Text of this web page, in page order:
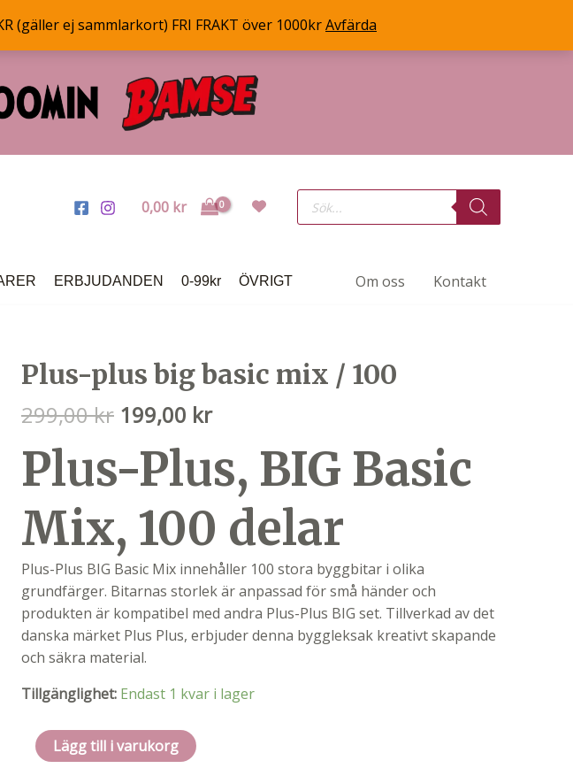
(gäller ej sammlarkort) FRI FRAKT över 1000krAvfärda
0,00 kr
Products
search
ERBJUDANDEN 0-99kr ÖVRIGT Om oss Kontakt
Plus-plus big basic mix / 100
299,00kr Det
ursprungliga
priset
var:
299,00 kr.
199,00 krDet
priset
är:
199,00 kr.
Plus-Plus, BIG Basic
Mix, 100 delar
Plus-Plus BIG Basic Mix innehåller 100 stora byggbitar i olika
grundfärger. Bitarnas storlek är anpassad för små händer och
produkten är kompatibel med andra Plus-Plus BIG set. Tillverkad av det
danska märket Plus Plus, erbjuder denna byggleksak kreativt skapande
och säkra material.
Tillgänglighet: Endast 1 kvar i lager
Plus-
plus
Lägg till i varukorg